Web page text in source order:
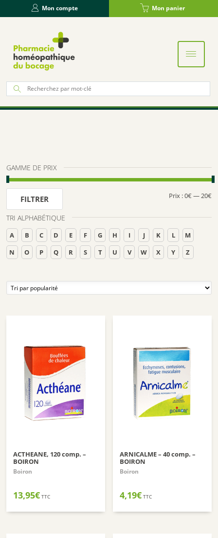
Mon compte Mon panier
:
GAMME DE PRIX
FILTRER Prix :0€—20€
TRI ALPHABÉTIQUE
A B C D E F G H I J K L
M
N
O P Q R S T U V W X Y Z
ACTHEANE, 120 comp. –
BOIRON
Boiron
13,95€ TTC
ARNICALME – 40 comp. –
BOIRON
Boiron
4,19€ TTC
Panneau de gestion des cookies